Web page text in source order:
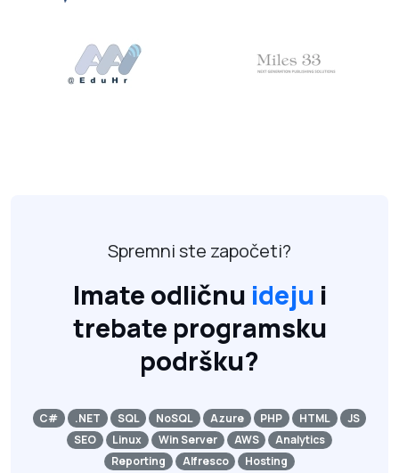
Spremni ste započeti?
Imate odličnu ideju i
trebate programsku
podršku?
C# .NET SQL NoSQL Azure PHP HTML
JS
SEO
Linux Win Server AWS
Analytics
Reporting
Alfresco Hosting